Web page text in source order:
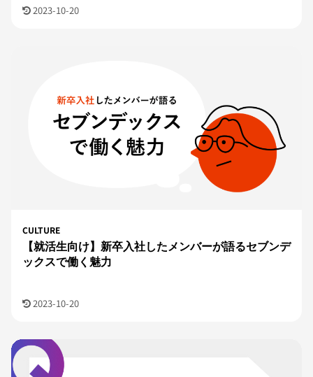
2023-10-20
CULTURE
【就活生向け】新卒入社したメンバーが語るセブンデ
ックスで働く魅力
2023-10-20